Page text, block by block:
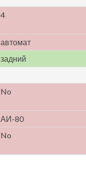
4
автомат
задний
No
АИ-80
No